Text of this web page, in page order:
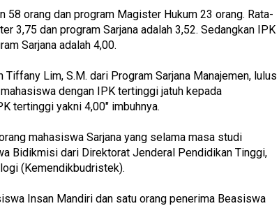
orang dan program Magister Hukum 23 orang. Rata-
3,75 dan program Sarjana adalah 3,52. Sedangkan IPK
Sarjana adalah 4,00.
Lim, S.M. dari Program Sarjana Manajemen, lulus
dengan IPK tertinggi jatuh kepada
tertinggi yakni 4,00" imbuhnya.
mahasiswa Sarjana yang selama masa studi
Bidikmisi dari Direktorat Jenderal Pendidikan Tinggi,
(Kemendikbudristek).
Insan Mandiri dan satu orang penerima Beasiswa